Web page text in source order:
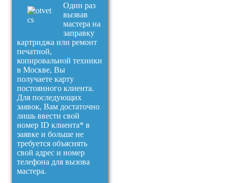
Один раз
вызвав
мастера на
заправку
картриджа или ремонт
печатной,
копировальной техники
в Москве, Вы
получаете карту
постоянного клиента.
Для последующих
заявок, Вам достаточно
лишь ввести свой
номер ID клиента* в
заявке и больше не
требуется объяснять
свой адрес и номер
телефона для вызова
мастера.